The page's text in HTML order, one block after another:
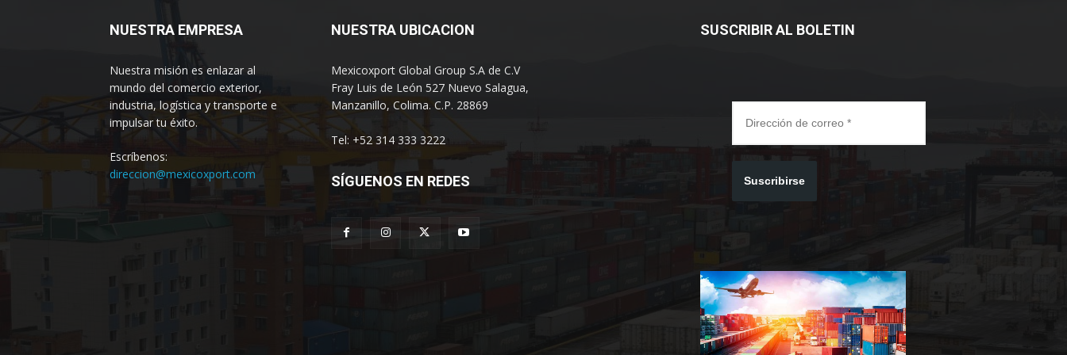
NUESTRA EMPRESA
Nuestra misión es enlazar al
mundo del comercio exterior,
industria, logística y transporte e
impulsar tu éxito.
Escríbenos:
direccion@mexicoxport.com
NUESTRA UBICACION
Mexicoxport Global Group S.A de C.V
Fray Luis de León 527 Nuevo Salagua,
Manzanillo, Colima. C.P. 28869
Tel: +52 314 333 3222
SÍGUENOS EN REDES
SUSCRIBIR AL BOLETIN
Suscribirse